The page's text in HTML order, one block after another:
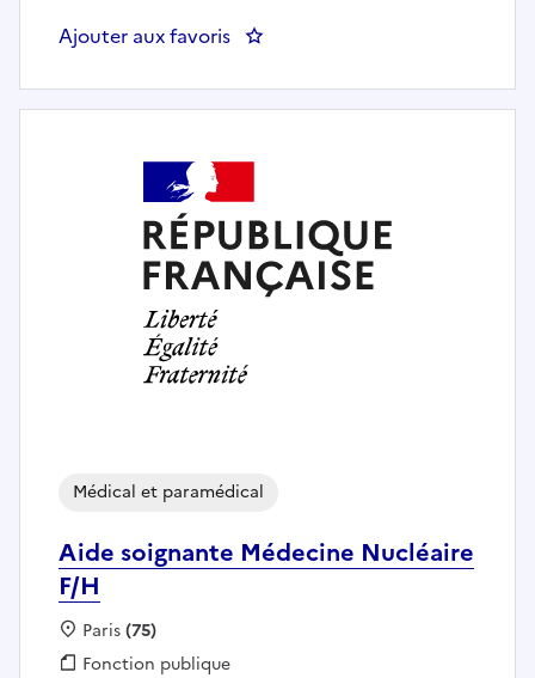
Ajouter aux favoris : Chargé de mission «
Aide soignante Médecine Nucléaire
F/H
Médical et paramédical
Localisation :
Paris(75)
Fonction publique :
Fonction publique